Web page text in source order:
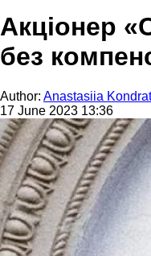
Акціонер
без
Author: Anastasiia Kondrat
17 June 2023 13:36